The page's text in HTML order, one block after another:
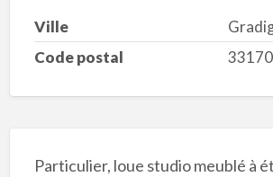
Ville
Code postal
33170
Particulier, loue studio meublé à